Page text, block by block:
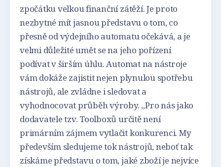
zpočátku velkou finanční zátěží. Je proto
nezbytné mít jasnou představu o tom, co
přesně od výdejního automatu očekává, a je
velmi důležité umět se na jeho pořízení
podívat v širším úhlu. Automat na nástroje
vám dokáže zajistit nejen plynulou spotřebu
nástrojů, ale zvládne i sledovat a
vyhodnocovat průběh výroby. „Pro nás jako
dodavatele tzv. Toolboxů určitě není
primárním zájmem vytlačit konkurenci. My
především sledujeme tok nástrojů, neboť tak
získáme představu o tom, jaké zboží je nejvíce